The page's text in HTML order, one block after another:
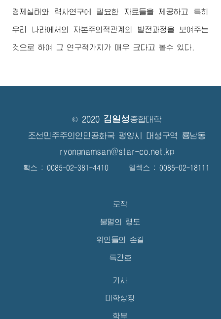
경제실태와 력사연구에 필요한 자료들을 제공하고 특히
우리 나라에서의 자본주의적관계의 발전과정을 보여주는
것으로 하여 그 연구적가치가 매우 크다고 볼수 있다.
© 2020 김일성종합대학
조선민주주의인민공화국 평양시 대성구역 룡남동
ryongnamsan@star-co.net.kp
확스 : 0085-02-381-4410 텔렉스 : 0085-02-18111
로작
불멸의 령도
위인들의 손길
특간호
기사
대학상징
학부